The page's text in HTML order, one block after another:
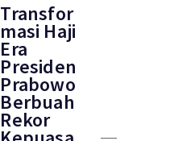
Transfor
masi Haji
Era
Presiden
Prabowo
Berbuah
Rekor